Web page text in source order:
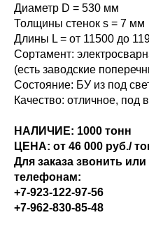
Диаметр D = 530 мм
Толщины стенок s = 7 мм
Длины L = от 11500 до
Сортамент:
(есть заводские
Состояние: БУ из под
Качество: отличное, под
НАЛИЧИЕ: 1000 тонн
ЦЕНА: от 46 000 руб./
Для заказа звонить
телефонам:
+7-923-122-97-56
+7-962-830-85-48